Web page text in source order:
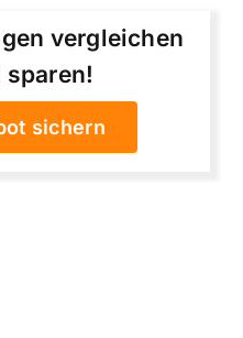
vergleichen
sparen!
sichern